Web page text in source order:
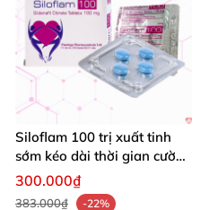
Siloflam 100 trị xuất tinh
sớm kéo dài thời gian cường
dương Nam giới
300.000₫
383.000₫
-22%